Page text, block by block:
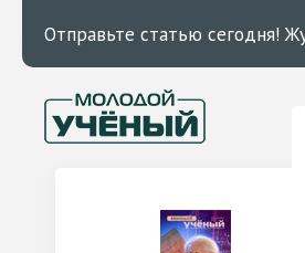
Отправьте статью сегодня!